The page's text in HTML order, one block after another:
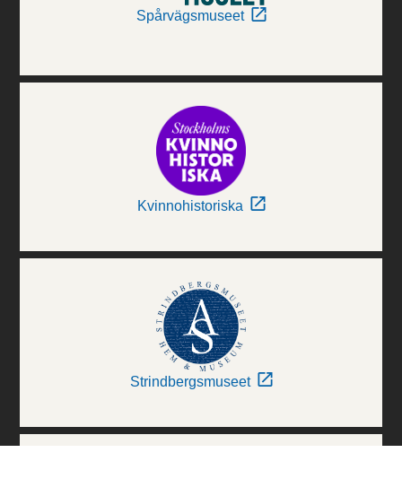
Spårvägsmuseet
Kvinnohistoriska
Strindbergsmuseet